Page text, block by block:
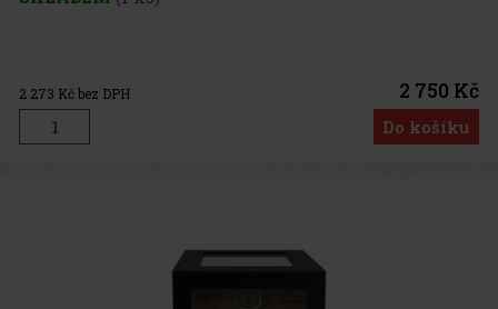
2 273 Kč bez DPH 2 750 Kč
Do košíku